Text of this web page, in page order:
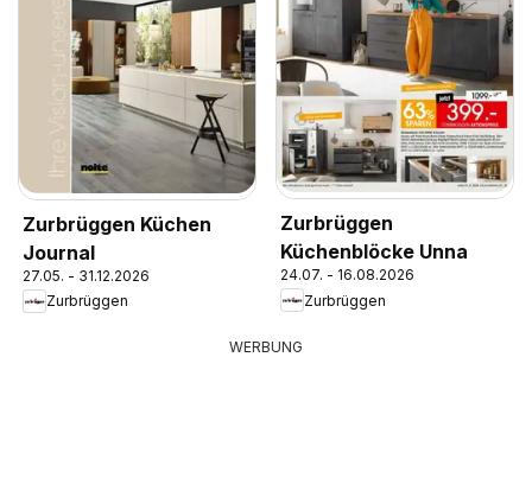
Zurbrüggen Küchen
Journal
27.05. - 31.12.2026
Zurbrüggen
Zurbrüggen
Küchenblöcke Unna
24.07. - 16.08.2026
Zurbrüggen
WERBUNG